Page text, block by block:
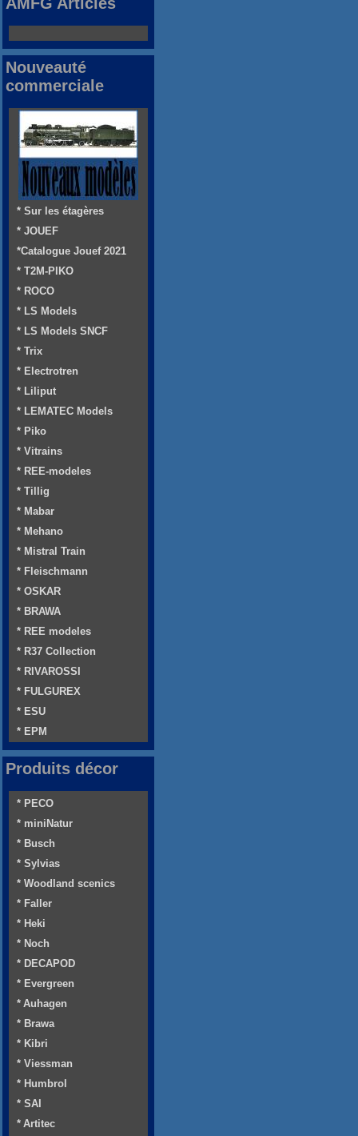
AMFG Articles
Nouveauté
commerciale
* Sur les étagères
* JOUEF
*Catalogue Jouef 2021
* T2M-PIKO
* ROCO
* LS Models
* LS Models SNCF
* Trix
* Electrotren
* Liliput
* LEMATEC Models
* Piko
* Vitrains
* REE-modeles
* Tillig
* Mabar
* Mehano
* Mistral Train
* Fleischmann
* OSKAR
* BRAWA
* REE modeles
* R37 Collection
* RIVAROSSI
* FULGUREX
* ESU
* EPM
Produits décor
* PECO
* miniNatur
* Busch
* Sylvias
* Woodland scenics
* Faller
* Heki
* Noch
* DECAPOD
* Evergreen
* Auhagen
* Brawa
* Kibri
* Viessman
* Humbrol
* SAI
* Artitec